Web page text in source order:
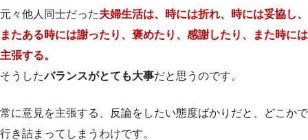
元々他人同士だった夫婦生活は、時には折れ、時には妥協し、
またある時には謝ったり、褒めたり、感謝したり、また時には
主張する。
そうしたバランスがとても大事だと思うのです。
常に意見を主張する、反論をしたい態度ばかりだと、どこかで
行き詰まってしまうわけです。